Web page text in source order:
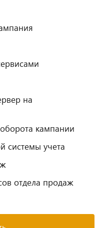
на
кампании
системы учета
отдела продаж